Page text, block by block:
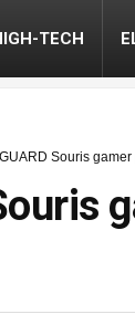
TECH
Souris